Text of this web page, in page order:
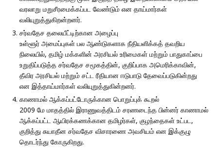
வரலாறு மறுசீரமைக்கப்பட வேண்டும் என தாய்மார்கள்
வலியுறுத்துகிறன்றனர்.
சர்வதேச தலையீட்டிற்கான அழைப்பு
உள்ளூர் அமைப்புகள் பல ஆண்டுகளாக நீதியளிக்கத் தவறிய
நிலையில், தமிழ் மக்களின் அரசியல் உரிமைகள் மற்றும் பாதுகாப்பை
உறுதிப்படுத்த சர்வதேச சமூகத்தின், குறிப்பாக அமெரிக்காவின்,
தீவிர அரசியல் மற்றும் சட்ட ரீதியான ஈடுபாடு தேவைப்படுகின்றது
என இத்தாய்மார்கள் வலியுறுத்துகின்றனர்.
காணாமல் ஆக்கப்பட்டோருக்கான பொறுப்புக் கூறல்
2009 மே மாதத்தில் இராணுவத்திடம் சரணடைந்த பின்னர் காணாமல்
ஆக்கப்பட்ட ஆயிரக்கணக்கான தமிழர்கள், குழந்தைகள் உட்பட,
குறித்து சுயாதீன சர்வதேச விசாரணை அவசியம் என இக்குழு
தொடர்ந்து கோருகிறது.